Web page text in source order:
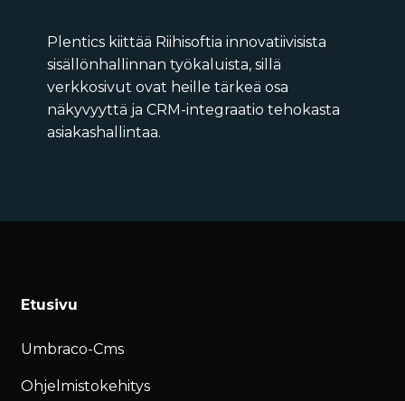
Plentics kiittää Riihisoftia innovatiivisista
sisällönhallinnan työkaluista, sillä
verkkosivut ovat heille tärkeä osa
näkyvyyttä ja CRM-integraatio tehokasta
asiakashallintaa.
Etusivu
Umbraco-Cms
Ohjelmistokehitys